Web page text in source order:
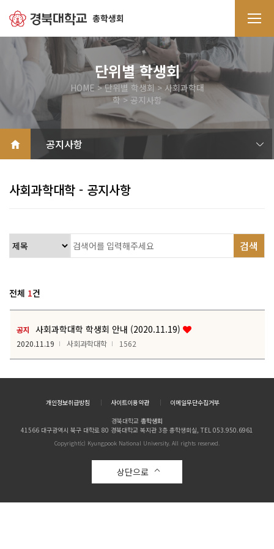
단위별 학생회
HOME > 단위별 학생회 > 사회과학대
학 > 공지사항
소개
공지사항
사회과학대학 - 공지사항
검색
전체 1건
공지 사회과학대학 학생회 안내 (2020.11.19)
2020.11.19 사회과학대학 1562
개인정보취급방침 사이트이용약관
이메일무단수집거부
경북대학교 총학생회
41566 대구광역시 북구 대학로 80 경북대학교 복지관 3층 총학생회실, TEL 053.950.6961
Copyright(c) Kyungpook National University. All rights reserved.
상단으로